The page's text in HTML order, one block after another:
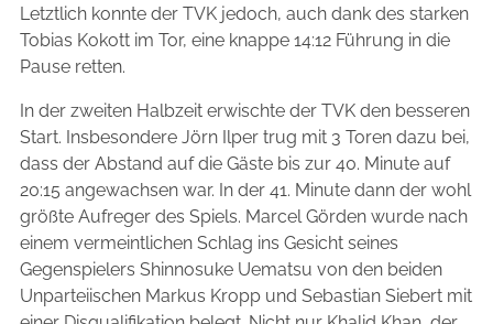
Letztlich konnte der TVK jedoch, auch dank des starken
Tobias Kokott im Tor, eine knappe 14:12 Führung in die
Pause retten.
In der zweiten Halbzeit erwischte der TVK den besseren
Start. Insbesondere Jörn Ilper trug mit 3 Toren dazu bei,
dass der Abstand auf die Gäste bis zur 40. Minute auf
20:15 angewachsen war. In der 41. Minute dann der wohl
größte Aufreger des Spiels. Marcel Görden wurde nach
einem vermeintlichen Schlag ins Gesicht seines
Gegenspielers Shinnosuke Uematsu von den beiden
Unparteiischen Markus Kropp und Sebastian Siebert mit